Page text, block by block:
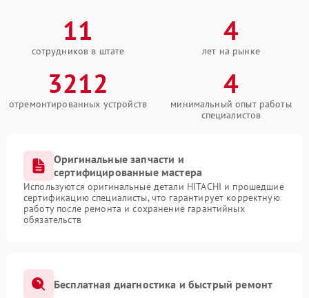
11
сотрудников в штате
4
лет на рынке
3212
отремонтированных устройств
4
минимальный опыт работы
специалистов
Оригинальные запчасти и
сертифицированные мастера
Используются оригинальные детали HITACHI и прошедшие
сертификацию специалисты, что гарантирует корректную
работу после ремонта и сохранение гарантийных
обязательств
Бесплатная диагностика и быстрый ремонт